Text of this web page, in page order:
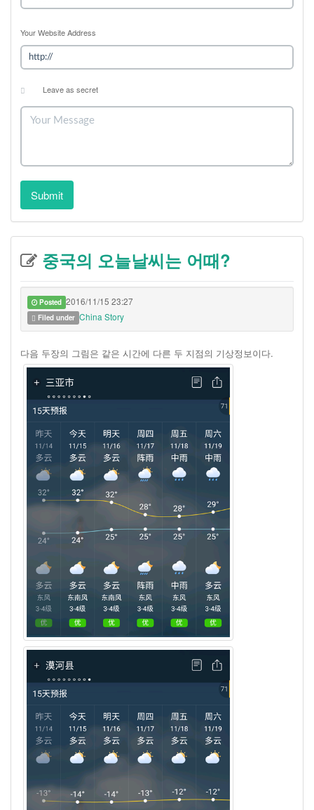
Your Website Address
Leave as secret
Submit
중국의 오늘날씨는 어때?
Posted 2016/11/15 23:27
Filed under China Story
다음 두장의 그림은 같은 시간에 다른 두 지점의 기상정보이다.